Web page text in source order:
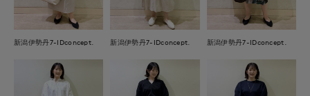
新潟伊勢丹7-IDconcept. 新潟伊勢丹7-IDconcept. 新潟伊勢丹7-IDconcept.